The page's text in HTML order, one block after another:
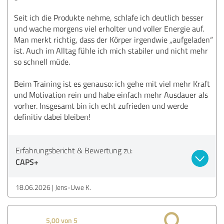
Seit ich die Produkte nehme, schlafe ich deutlich besser
und wache morgens viel erholter und voller Energie auf.
Man merkt richtig, dass der Körper irgendwie „aufgeladen“
ist. Auch im Alltag fühle ich mich stabiler und nicht mehr
so schnell müde.
Beim Training ist es genauso: ich gehe mit viel mehr Kraft
und Motivation rein und habe einfach mehr Ausdauer als
vorher. Insgesamt bin ich echt zufrieden und werde
definitiv dabei bleiben!
Erfahrungsbericht & Bewertung zu:
CAPS+
18.06.2026 Jens-Uwe K.
5,00 von 5